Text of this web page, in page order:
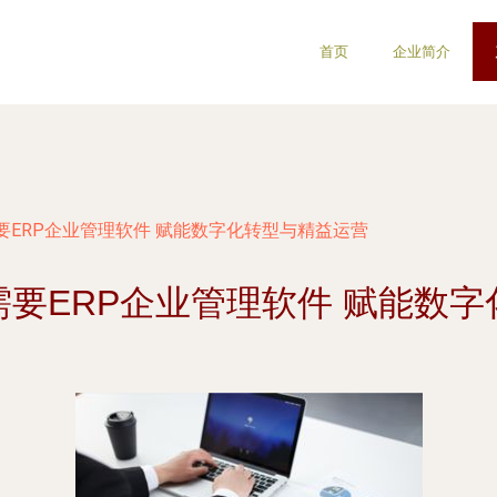
首页 企业简介
ERP企业管理软件 赋能数字化转型与精益运营
ERP企业管理软件 赋能数